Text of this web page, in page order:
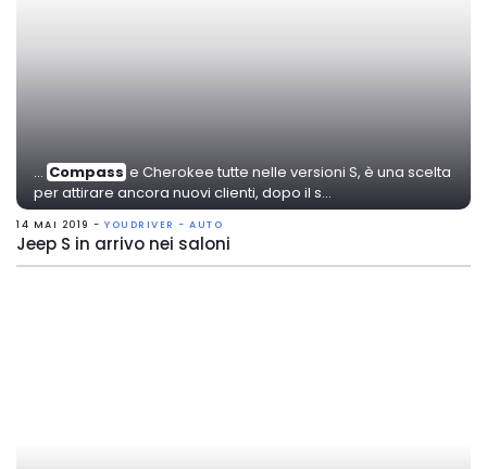
... Compass e Cherokee tutte nelle versioni S, è una scelta
per attirare ancora nuovi clienti, dopo il s...
14 MAI 2019 - YOUDRIVER - AUTO
Jeep S in arrivo nei saloni